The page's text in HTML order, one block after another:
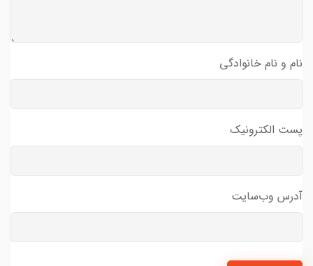
نام و نام خانوادگی
پست الکترونیک
آدرس وب‌سایت